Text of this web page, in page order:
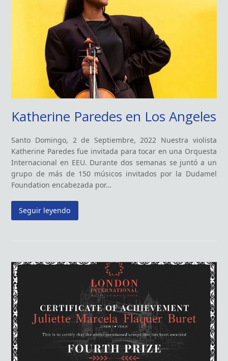
Katherine Paredes en Los Angeles
Santo Domingo, 2 de Septiembre, 2022 Nuestra violista
Katherine Paredes fue invitada para tocar en una Orquesta
Internacional en EEU. Durante dos semanas se juntó a un
grupo de más de 150 músicos invitados por la Dudamel
Foundation encabezada por…
Seguir leyendo